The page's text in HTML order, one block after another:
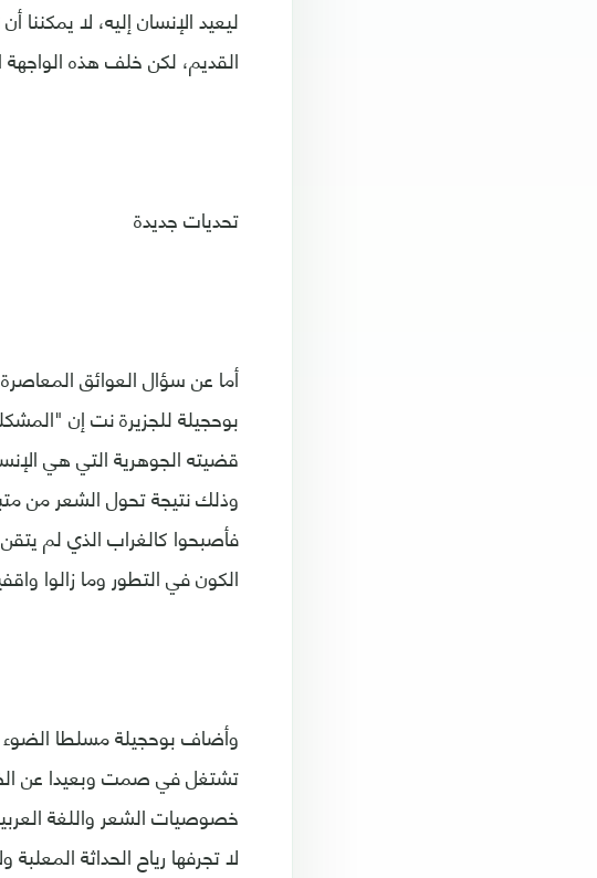
ليعيد الإنسان إليه، لا
القديم، لكن خلف هذه
تحديات جديدة
أما عن سؤال العوائق
بوحجيلة للجزيرة نت إن
قضيته الجوهرية التي هي
وذلك نتيجة تحول الشعر من
فأصبحوا كالغراب الذي لم
الكون في التطور وما زالوا
وأضاف بوحجيلة مسلطا الضوء
تشتغل في صمت وبعيدا عن
خصوصيات الشعر واللغة
لا تجرفها رياح الحداثة